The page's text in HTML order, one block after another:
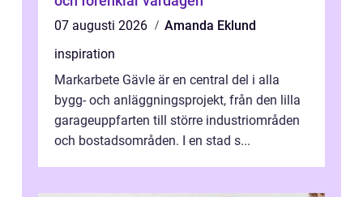
07 augusti 2026
Amanda Eklund
inspiration
Markarbete Gävle är en central del i alla
bygg- och anläggningsprojekt, från den lilla
garageuppfarten till större industriområden
och bostadsområden. I en stad s...